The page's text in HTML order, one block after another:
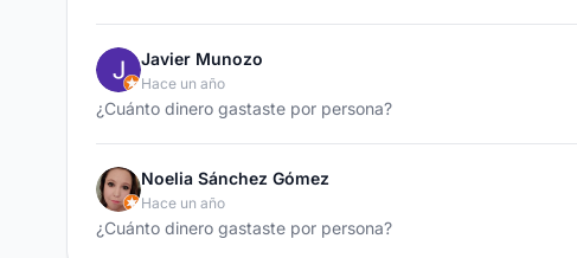
Javier Munozo
Hace un año
¿Cuánto dinero gastaste por persona?
Noelia Sánchez Gómez
Hace un año
¿Cuánto dinero gastaste por persona?